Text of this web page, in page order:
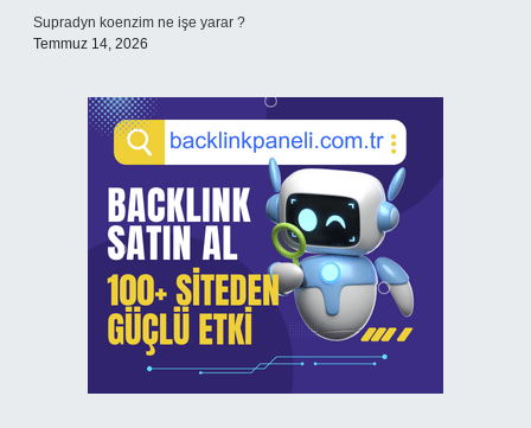
Supradyn koenzim ne işe yarar ?
Temmuz 14, 2026